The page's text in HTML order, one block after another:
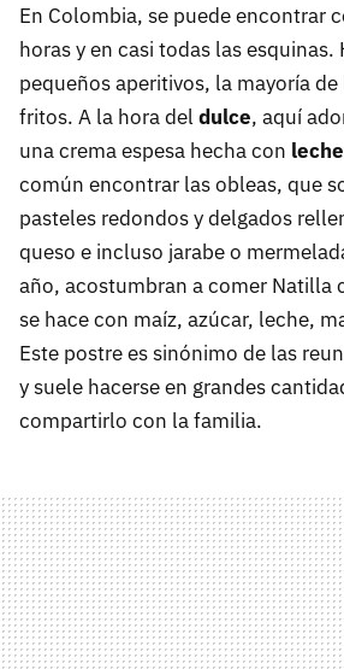
En Colombia, se puede encontrar
horas y en casi todas las
pequeños aperitivos, la mayoría
fritos. A la hora del dulce, aquí
una crema espesa hecha con
común encontrar las obleas, que
pasteles redondos y delgados
queso e incluso jarabe o
año, acostumbran a comer Natilla
se hace con maíz, azúcar, leche,
Este postre es sinónimo de las
y suele hacerse en grandes
compartirlo con la familia.